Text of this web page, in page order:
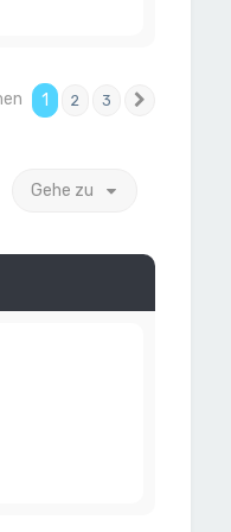
1 2 3
Gehe zu